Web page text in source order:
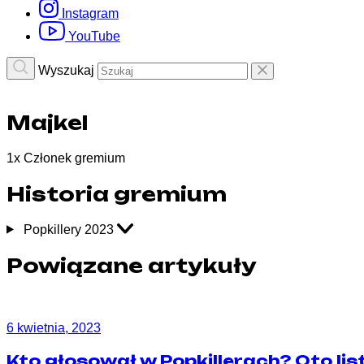
Instagram
YouTube
Wyszukaj
Majkel
1x Członek gremium
Historia gremium
Popkillery 2023
Powiązane artykuły
6 kwietnia, 2023